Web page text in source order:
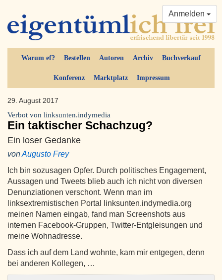
Warum ef? Bestellen Autoren Archiv Buchverkauf
Konferenz Marktplatz Impressum
Anmelden
29. August 2017
Verbot von linksunten.indymedia
Ein taktischer Schachzug?
Ein loser Gedanke
vonAugusto Frey
Ich bin sozusagen Opfer. Durch politisches Engagement,
Aussagen und Tweets blieb auch ich nicht von diversen
Denunziationen verschont. Wenn man im
linksextremistischen Portal linksunten.indymedia.org
meinen Namen eingab, fand man Screenshots aus
internen Facebook-Gruppen, Twitter-Entgleisungen und
meine Wohnadresse.
Dass ich auf dem Land wohnte, kam mir entgegen, denn
bei anderen Kollegen, …